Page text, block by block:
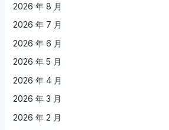
2026 年 8 月
2026 年 7 月
2026 年 6 月
2026 年 5 月
2026 年 4 月
2026 年 3 月
2026 年 2 月